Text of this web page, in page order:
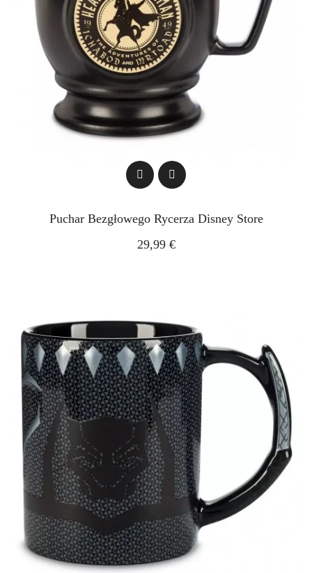
Puchar Bezgłowego Rycerza Disney Store
29,99 €